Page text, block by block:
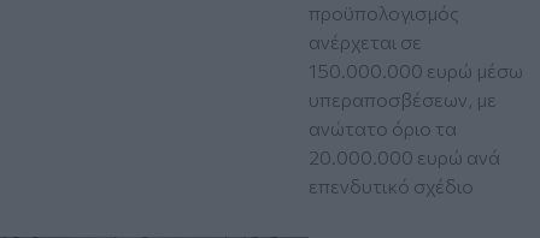
προϋπολογισμός
ανέρχεται σε
150.000.000 ευρώ μέσω
υπεραποσβέσεων, με
ανώτατο όριο τα
20.000.000 ευρώ ανά
επενδυτικό σχέδιο